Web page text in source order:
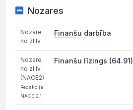
Nozares
Nozare
no zl.lv
Finanšu darbība
Nozare
no zl.lv
(NACE2)
Redakcija
NACE 2.1
Finanšu līzings (64.91)